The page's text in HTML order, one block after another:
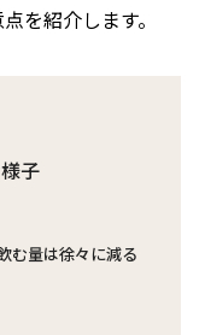
を紹介します。
子
む量は徐々に減る